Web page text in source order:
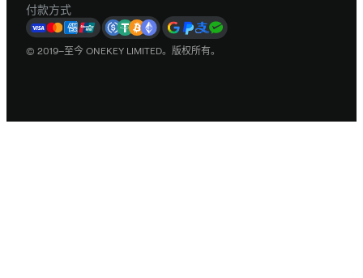
付款方式
© 2019–至今 ONEKEY LIMITED。版权所有。